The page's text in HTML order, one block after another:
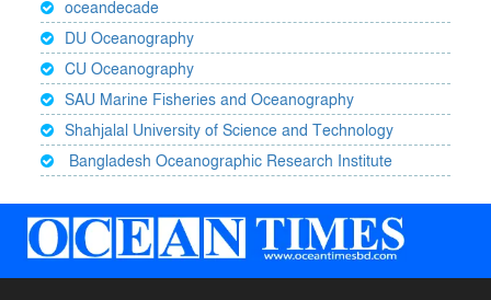
oceandecade
DU Oceanography
CU Oceanography
SAU Marine Fisheries and Oceanography
Shahjalal University of Science and Technology
Bangladesh Oceanographic Research Institute